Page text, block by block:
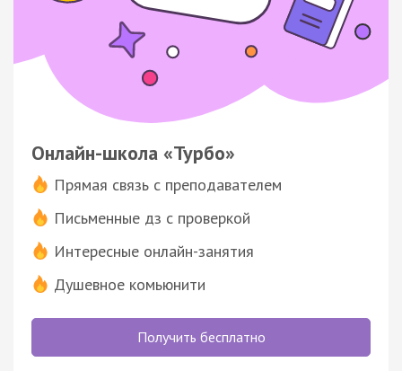
Онлайн-школа «Турбо»
Прямая связь с преподавателем
Письменные дз с проверкой
Интересные онлайн-занятия
Душевное комьюнити
Получить бесплатно